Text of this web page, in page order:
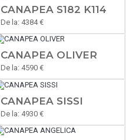
CANAPEA S182 K114
De la: 4384 €
CANAPEA OLIVER
De la: 4590 €
CANAPEA SISSI
De la: 4930 €